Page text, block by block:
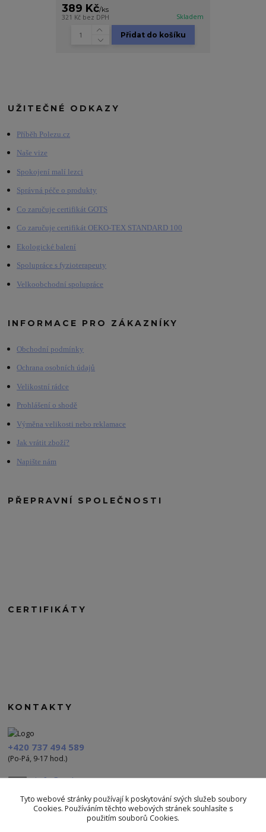
389 Kč/ks
321 Kč bez DPH Skladem
Přidat do košíku
UŽITEČNÉ ODKAZY
Příběh Polezu.cz
Naše vize
Spokojení malí lezci
Správná péče o produkty
Co zaručuje certifikát GOTS
Co zaručuje certifikát OEKO-TEX STANDARD 100
Ekologické balení
Spolupráce s fyzioterapeuty
Velkoobchodní spolupráce
INFORMACE PRO ZÁKAZNÍKY
Obchodní podmínky
Ochrana osobních údajů
Velikostní rádce
Prohlášení o shodě
Výměna velikosti nebo reklamace
Jak vrátit zboží?
Napište nám
PŘEPRAVNÍ SPOLEČNOSTI
CERTIFIKÁTY
KONTAKTY
+420 737 494 589
(Po-Pá, 9-17 hod.)
info@polezu.cz
Tyto webové stránky používají k poskytování svých služeb soubory
Cookies. Používáním těchto webových stránek souhlasíte s
použitím souborů Cookies.